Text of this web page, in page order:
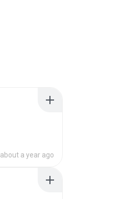
about a year ago